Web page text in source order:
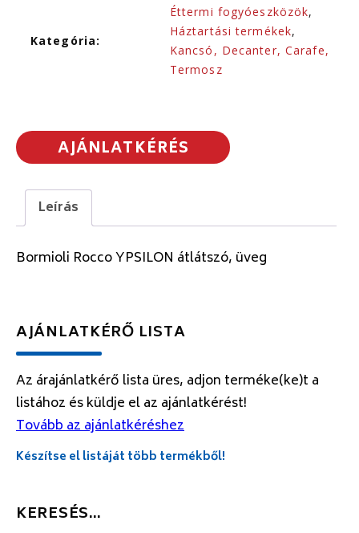
Kategória:
Éttermi fogyóeszközök,
Háztartási termékek,
Kancsó, Decanter, Carafe,
Termosz
AJÁNLATKÉRÉS
Leírás
Bormioli Rocco YPSILON átlátszó, üveg
AJÁNLATKÉRŐ LISTA
Az árajánlatkérő lista üres, adjon terméke(ke)t a
listához és küldje el az ajánlatkérést!
Tovább az ajánlatkéréshez
Készítse el listáját több termékből!
KERESÉS…